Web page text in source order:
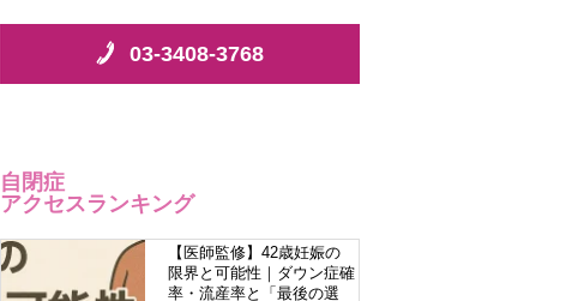
03-3408-3768
自閉症
アクセスランキング
【医師監修】42歳妊娠の
限界と可能性｜ダウン症確
率・流産率と「最後の選